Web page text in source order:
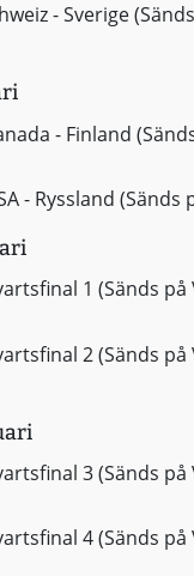
- Sverige
- Finland
- Ryssland (Sänds
1 (Sänds på
2 (Sänds på
3 (Sänds på
4 (Sänds på